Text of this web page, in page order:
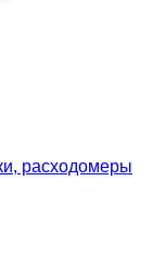
расходомеры